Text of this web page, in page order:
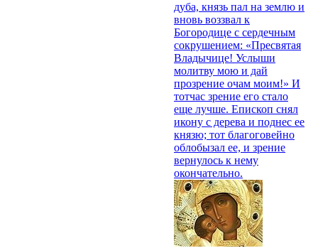
дуба, князь пал на землю и
вновь воззвал к
Богородице с сердечным
сокрушением: «Пресвятая
Владычице! Услыши
молитву мою и дай
прозрение очам моим!» И
тотчас зрение его стало
еще лучше. Епископ снял
икону с дерева и поднес ее
князю; тот благоговейно
облобызал ее, и зрение
вернулось к нему
окончательно.